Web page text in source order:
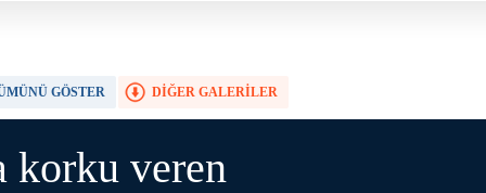
DİĞER GALERİLER
GÖSTER
korku veren